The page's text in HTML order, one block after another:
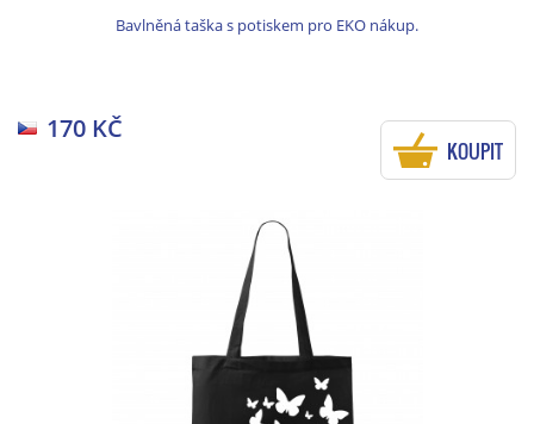
Bavlněná taška s potiskem pro EKO nákup.
170 KČ
KOUPIT